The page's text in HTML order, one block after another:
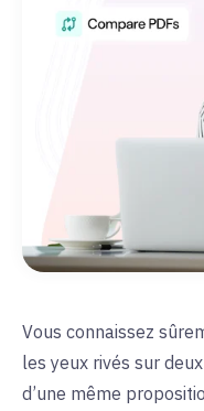
Vous connaissez
les yeux rivés sur
d’une même